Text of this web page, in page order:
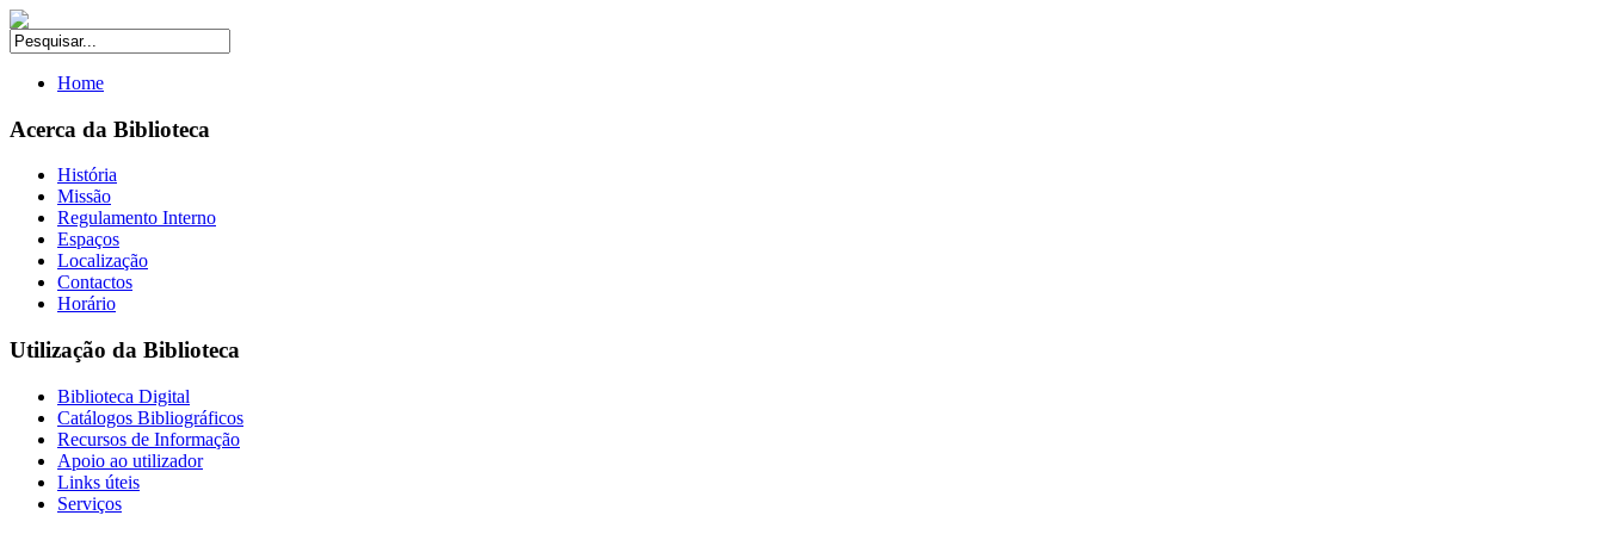
Home
Acerca da Biblioteca
História
Missão
Regulamento Interno
Espaços
Localização
Contactos
Horário
Utilização da Biblioteca
Biblioteca Digital
Catálogos Bibliográficos
Recursos de Informação
Apoio ao utilizador
Links úteis
Serviços